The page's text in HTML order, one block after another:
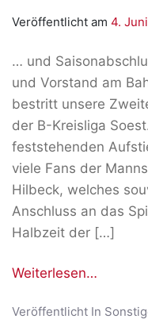
Veröffentlicht am 4.
… und
und Vorstand am
bestritt unsere
der B-Kreisliga
feststehenden
viele Fans der
Hilbeck, welches
Anschluss an das
Halbzeit der […]
Weiterlesen…
Veröffentlicht In